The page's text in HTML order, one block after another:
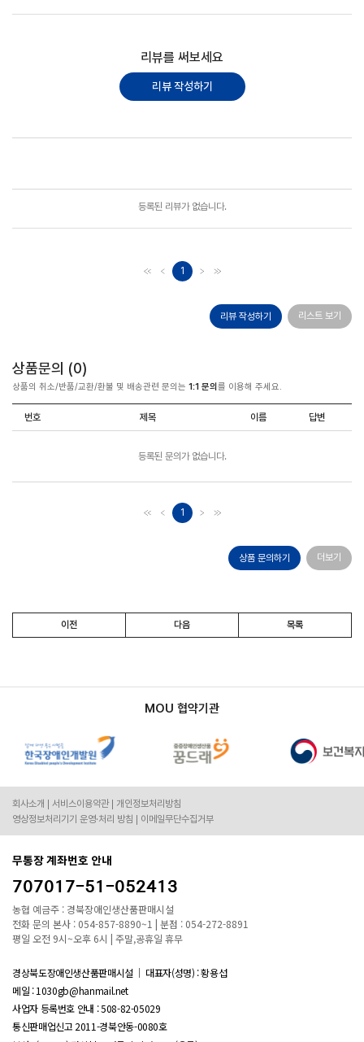
리뷰를 써보세요
리뷰 작성하기
등록된 리뷰가 없습니다.
1
리뷰 작성하기 리스트 보기
상품문의 (0)
상품의 취소/반품/교환/환불 및 배송관련 문의는 1:1 문의를 이용해 주세요.
번호 제목 이름 답변
등록된 문의가 없습니다.
1
상품 문의하기 더보기
이전 다음 목록
MOU 협약기관
회사소개 서비스이용약관
개인정보처리방침
영상정보처리기기 운영·처리 방침
이메일무단수집거부
무통장 계좌번호 안내
707017-51-052413
농협 예금주 : 경북장애인생산품판매시설
전화 문의 본사 : 054-857-8890~1 | 분점 : 054-272-8891
평일 오전 9시~오후 6시 | 주말,공휴일 휴무
경상북도장애인생산품판매시설
대표자(성명) : 황용섭
메일 : 1030gb@hanmail.net
사업자 등록번호 안내 :508-82-05029
통신판매업신고 2011-경북안동-0080호